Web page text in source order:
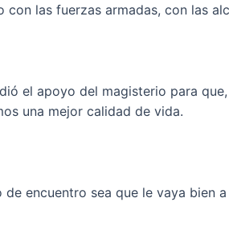
con las fuerzas armadas, con las
el apoyo del magisterio para
una mejor calidad de vida.
de encuentro sea que le vaya bien